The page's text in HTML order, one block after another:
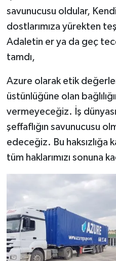
savunucusu oldular,
dostlarımıza yürekten
Adaletin er ya da geç
tamdı,
Azure olarak etik
üstünlüğüne olan
vermeyeceğiz. İş
şeffaflığın savunucusu
edeceğiz. Bu haksızlığa
tüm haklarımızı sonuna